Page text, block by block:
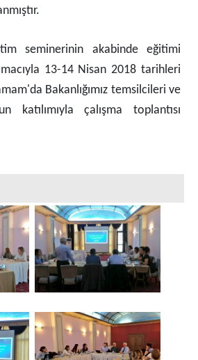
seminerinin akabinde eğitimi
13-14 Nisan 2018 tarihleri
Bakanlığımız temsilcileri ve
katılımıyla çalışma toplantısı